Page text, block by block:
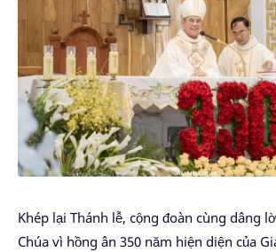
Khép lại Thánh lễ, cộng đoàn cùng dâng
Chúa vì hồng ân 350 năm hiện diện của